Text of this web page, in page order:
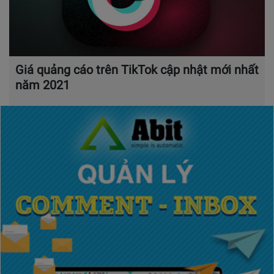
Giá quảng cáo trên TikTok cập nhật mới nhất
năm 2021